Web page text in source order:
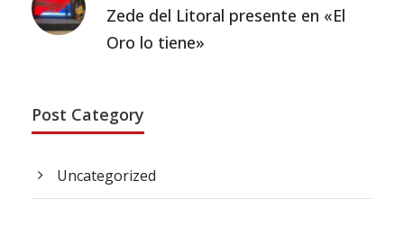
Zede del Litoral presente en «El
Oro lo tiene»
Post Category
Uncategorized